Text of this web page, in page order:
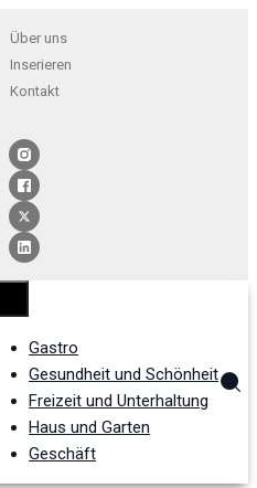
Über uns
Inserieren
Kontakt
Gastro
Gesundheit und Schönheit
Freizeit und Unterhaltung
Haus und Garten
Geschäft